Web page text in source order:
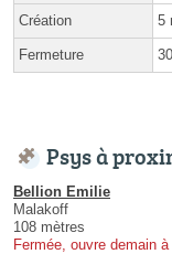
Création 5
Fermeture
Psys à
Bellion Emilie
Malakoff
108 mètres
Fermée, ouvre demain à